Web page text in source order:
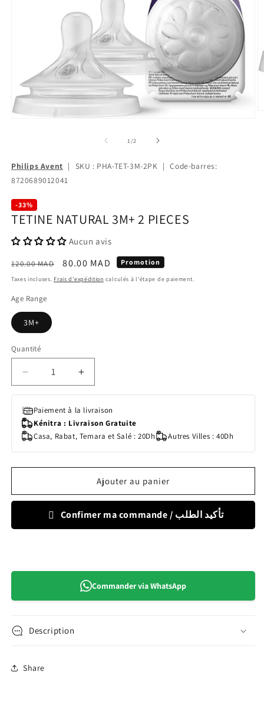
1 /de2
Philips Avent | SKU : PHA-TET-3M-2PK | Code-barres:
8720689012041
-33%
TETINE NATURAL 3M+ 2 PIECES
Aucun avis
Prix
habituel
120.00 MAD
Prix
promotionnel
80.00 MAD Promotion
Taxes incluses. Frais d'expédition calculés à l'étape de paiement.
Age Range
3M+
Quantité
Quantité
Réduire
la
de
TETINE
NATURAL
3M+
Augmenter
la
de
TETINE
NATURAL
3M+
PIECES
Paiement à la livraison
Kénitra : Livraison Gratuite
Casa, Rabat, Temara et Salé : 20Dh
Autres Villes : 40Dh
Ajouter au panier
Confimer ma commande / تأكيد الطلب
Commander via WhatsApp
Description
Share